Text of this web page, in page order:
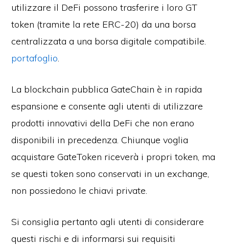
utilizzare il DeFi possono trasferire i loro GT
token (tramite la rete ERC-20) da una borsa
centralizzata a una borsa digitale compatibile.
portafoglio.
La blockchain pubblica GateChain è in rapida
espansione e consente agli utenti di utilizzare
prodotti innovativi della DeFi che non erano
disponibili in precedenza. Chiunque voglia
acquistare GateToken riceverà i propri token, ma
se questi token sono conservati in un exchange,
non possiedono le chiavi private.
Si consiglia pertanto agli utenti di considerare
questi rischi e di informarsi sui requisiti